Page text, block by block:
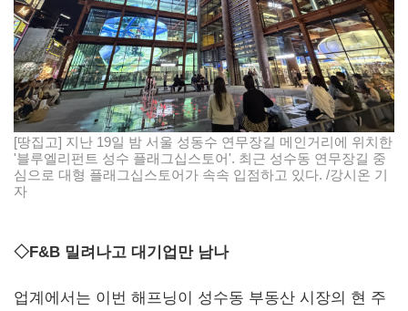
[땅집고] 지난 19일 밤 서울 성동수 연무장길 메인거리에 위치한
'블루엘리펀트 성수 플래그십스토어'. 최근 성수동 연무장길 중
심으로 대형 플래그십스토어가 속속 입점하고 있다. /강시온 기
자
◇F&B 밀려나고 대기업만 남나
업계에서는 이번 해프닝이 성수동 부동산 시장의 현 주